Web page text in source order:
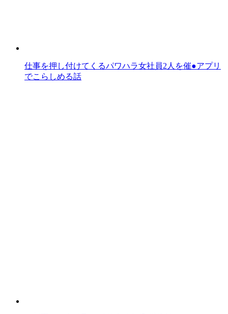
仕事を押し付けてくるパワハラ女社員2人を催●アプリ
でこらしめる話